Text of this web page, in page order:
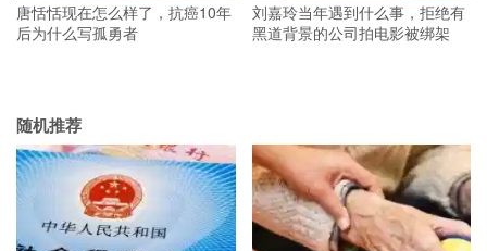
唐恬恬现在怎么样了，抗癌10年
后为什么写孤勇者
刘嘉玲当年遇到什么事，拒绝有
黑道背景的公司拍电影被绑架
随机推荐